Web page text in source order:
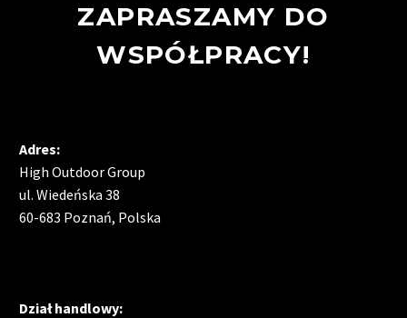
ZAPRASZAMY DO
WSPÓŁPRACY!
Adres:
High Outdoor Group
ul. Wiedeńska 38
60-683 Poznań, Polska
Dział handlowy: